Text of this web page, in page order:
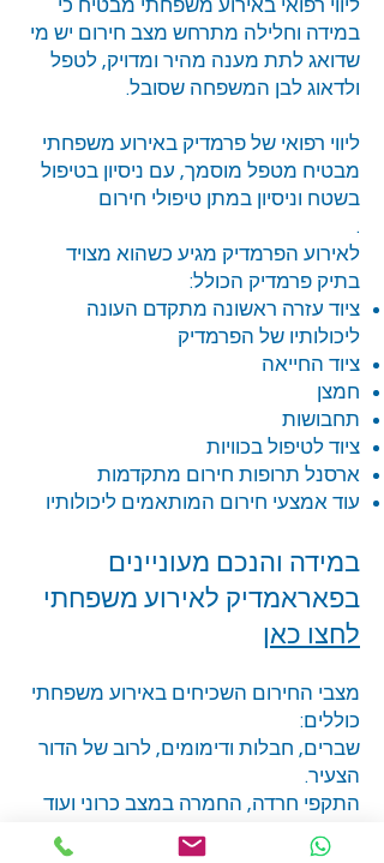
ליווי רפואי באירוע משפחתי מבטיח כי
במידה וחלילה מתרחש מצב חירום יש מי
שדואג לתת מענה מהיר ומדויק, לטפל
ולדאוג לבן המשפחה שסובל.
ליווי רפואי של פרמדיק באירוע משפחתי
מבטיח מטפל מוסמך, עם ניסיון בטיפול
בשטח וניסיון במתן טיפולי חירום
.
לאירוע הפרמדיק מגיע כשהוא מצויד
בתיק פרמדיק הכולל:
ציוד עזרה ראשונה מתקדם העונה
ליכולותיו של הפרמדיק
ציוד החייאה
חמצן
תחבושות
ציוד לטיפול בכוויות
ארסנל תרופות חירום מתקדמות
עוד אמצעי חירום המותאמים ליכולותיו
במידה והנכם מעוניינים
בפאראמדיק לאירוע משפחתי
לחצו כאן
מצבי החירום השכיחים באירוע משפחתי
כוללים:
שברים, חבלות ודימומים, לרוב של הדור
הצעיר.
התקפי חרדה, החמרה במצב כרוני ועוד